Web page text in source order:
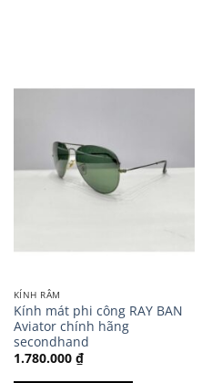
KÍNH RÂM
Kính mát phi công RAY BAN
Aviator chính hãng
secondhand
1.780.000 ₫